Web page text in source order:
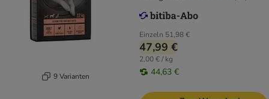
9 Varianten
Einzeln 51,98 €
47,99 €
2,00 € / kg
44,63 €